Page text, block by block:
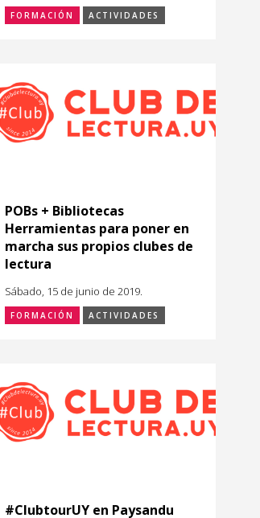
FORMACIÓN ACTIVIDADES
POBs + Bibliotecas
Herramientas para poner en
marcha sus propios clubes de
lectura
Sábado, 15 de junio de 2019.
FORMACIÓN ACTIVIDADES
#ClubtourUY en Paysandu